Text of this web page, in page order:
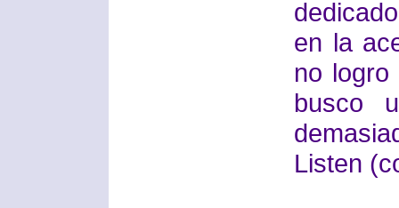
en la
no logro
busco
Listen